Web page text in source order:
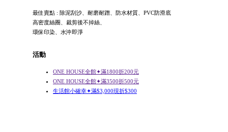
最佳賣點 : 除泥刮沙、耐磨耐蹭、防水材質、PVC防滑底
高密度絲圈、裁剪後不掉絲、
環保印染、水沖即淨
活動
ONE HOUSE全館✦滿1800折200元
ONE HOUSE全館✦滿3500折500元
生活館小確幸✦滿$3,000現折$300